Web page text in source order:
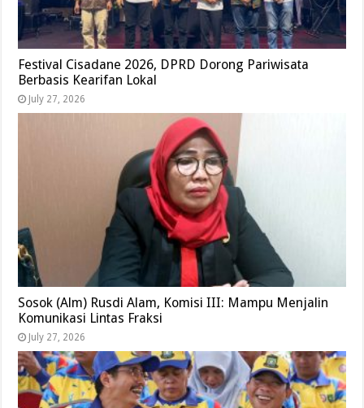
Festival Cisadane 2026, DPRD Dorong Pariwisata
Berbasis Kearifan Lokal
July 27, 2026
Sosok (Alm) Rusdi Alam, Komisi III: Mampu Menjalin
Komunikasi Lintas Fraksi
July 27, 2026